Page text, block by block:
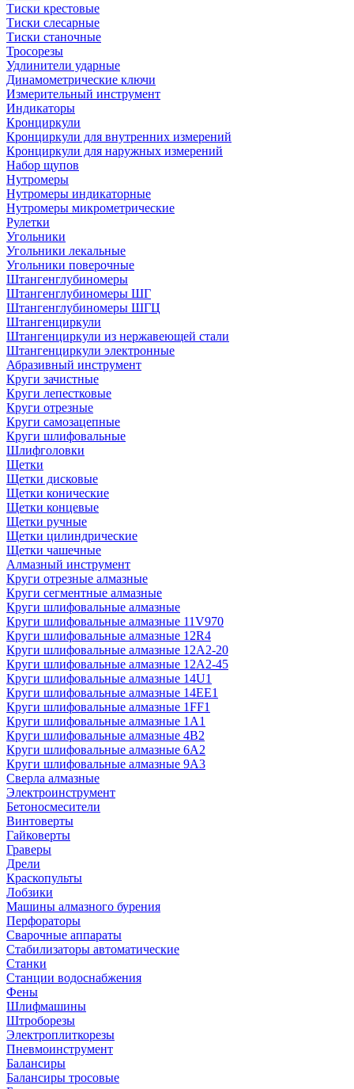
Тиски крестовые
Тиски слесарные
Тиски станочные
Тросорезы
Удлинители ударные
Динамометрические ключи
Измерительный инструмент
Индикаторы
Кронциркули
Кронциркули для внутренних измерений
Кронциркули для наружных измерений
Набор щупов
Нутромеры
Нутромеры индикаторные
Нутромеры микрометрические
Рулетки
Угольники
Угольники лекальные
Угольники поверочные
Штангенглубиномеры
Штангенглубиномеры ШГ
Штангенглубиномеры ШГЦ
Штангенциркули
Штангенциркули из нержавеющей стали
Штангенциркули электронные
Абразивный инструмент
Круги зачистные
Круги лепестковые
Круги отрезные
Круги самозацепные
Круги шлифовальные
Шлифголовки
Щетки
Щетки дисковые
Щетки конические
Щетки концевые
Щетки ручные
Щетки цилиндрические
Щетки чашечные
Алмазный инструмент
Круги отрезные алмазные
Круги сегментные алмазные
Круги шлифовальные алмазные
Круги шлифовальные алмазные 11V970
Круги шлифовальные алмазные 12R4
Круги шлифовальные алмазные 12А2-20
Круги шлифовальные алмазные 12А2-45
Круги шлифовальные алмазные 14U1
Круги шлифовальные алмазные 14ЕЕ1
Круги шлифовальные алмазные 1FF1
Круги шлифовальные алмазные 1А1
Круги шлифовальные алмазные 4В2
Круги шлифовальные алмазные 6A2
Круги шлифовальные алмазные 9А3
Сверла алмазные
Электроинструмент
Бетоносмесители
Винтоверты
Гайковерты
Граверы
Дрели
Краскопульты
Лобзики
Машины алмазного бурения
Перфораторы
Сварочные аппараты
Стабилизаторы автоматические
Станки
Станции водоснабжения
Фены
Шлифмашины
Штроборезы
Электроплиткорезы
Пневмоинструмент
Балансиры
Балансиры тросовые